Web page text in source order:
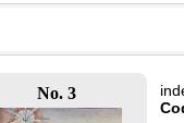
No. 3